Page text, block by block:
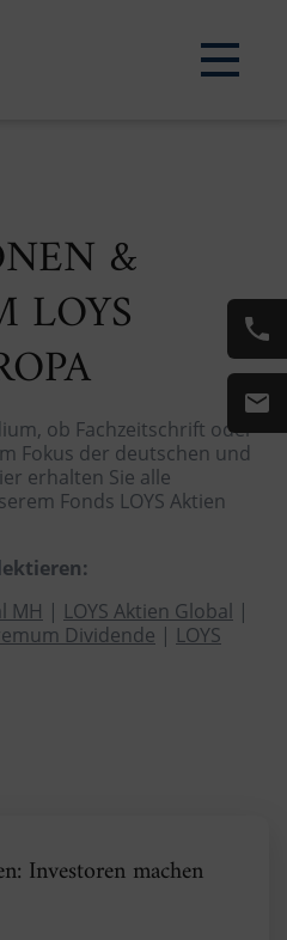
&
LOYS
ob Fachzeitschrift oder
Fokus der deutschen und
erhalten Sie alle
Fonds LOYS Aktien
MH | LOYS Aktien Global |
Dividende | LOYS
Investoren machen